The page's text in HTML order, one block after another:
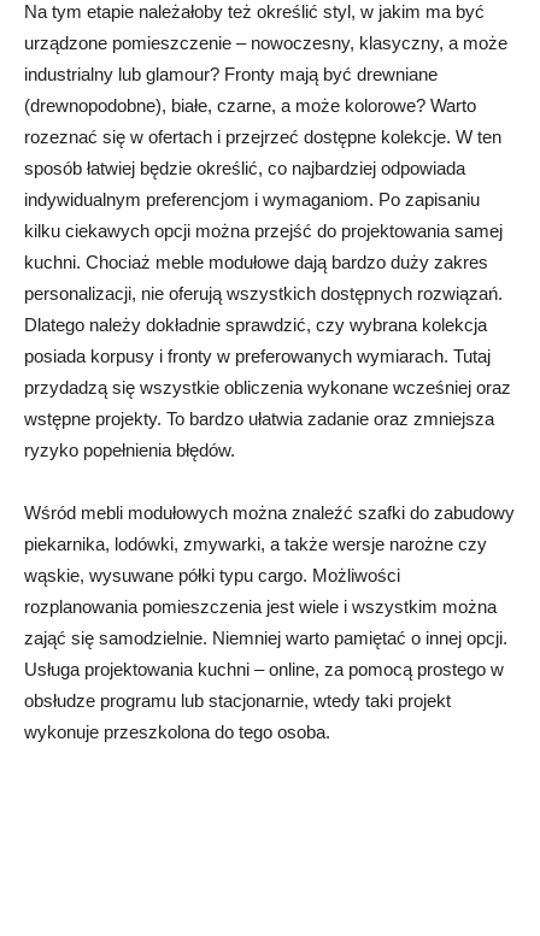
Na tym etapie należałoby też określić styl, w jakim ma być
urządzone pomieszczenie – nowoczesny, klasyczny, a może
industrialny lub glamour? Fronty mają być drewniane
(drewnopodobne), białe, czarne, a może kolorowe? Warto
rozeznać się w ofertach i przejrzeć dostępne kolekcje. W ten
sposób łatwiej będzie określić, co najbardziej odpowiada
indywidualnym preferencjom i wymaganiom. Po zapisaniu
kilku ciekawych opcji można przejść do projektowania samej
kuchni. Chociaż meble modułowe dają bardzo duży zakres
personalizacji, nie oferują wszystkich dostępnych rozwiązań.
Dlatego należy dokładnie sprawdzić, czy wybrana kolekcja
posiada korpusy i fronty w preferowanych wymiarach. Tutaj
przydadzą się wszystkie obliczenia wykonane wcześniej oraz
wstępne projekty. To bardzo ułatwia zadanie oraz zmniejsza
ryzyko popełnienia błędów.
Wśród mebli modułowych można znaleźć szafki do zabudowy
piekarnika, lodówki, zmywarki, a także wersje narożne czy
wąskie, wysuwane półki typu cargo. Możliwości
rozplanowania pomieszczenia jest wiele i wszystkim można
zająć się samodzielnie. Niemniej warto pamiętać o innej opcji.
Usługa projektowania kuchni – online, za pomocą prostego w
obsłudze programu lub stacjonarnie, wtedy taki projekt
wykonuje przeszkolona do tego osoba.